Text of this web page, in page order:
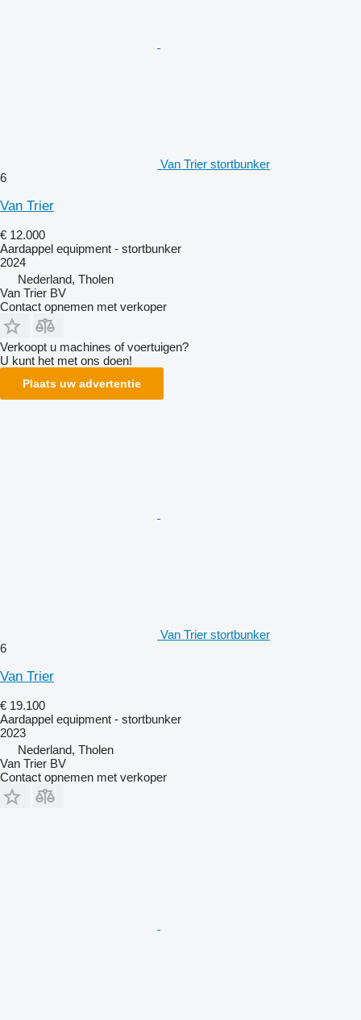
Van Trier stortbunker
6
Van Trier
€ 12.000
Aardappel equipment - stortbunker
2024
Nederland, Tholen
Van Trier BV
Contact opnemen met verkoper
Verkoopt u machines of voertuigen?
U kunt het met ons doen!
Plaats uw advertentie
Van Trier stortbunker
6
Van Trier
€ 19.100
Aardappel equipment - stortbunker
2023
Nederland, Tholen
Van Trier BV
Contact opnemen met verkoper